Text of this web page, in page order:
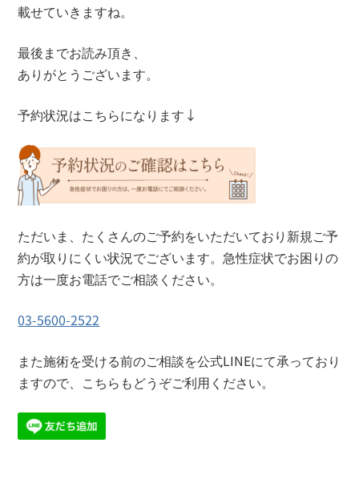
載せていきますね。
最後までお読み頂き、
ありがとうございます。
予約状況はこちらになります↓
ただいま、たくさんのご予約をいただいており新規ご予
約が取りにくい状況でございます。急性症状でお困りの
方は一度お電話でご相談ください。
03-5600-2522
また施術を受ける前のご相談を公式LINEにて承っており
ますので、こちらもどうぞご利用ください。